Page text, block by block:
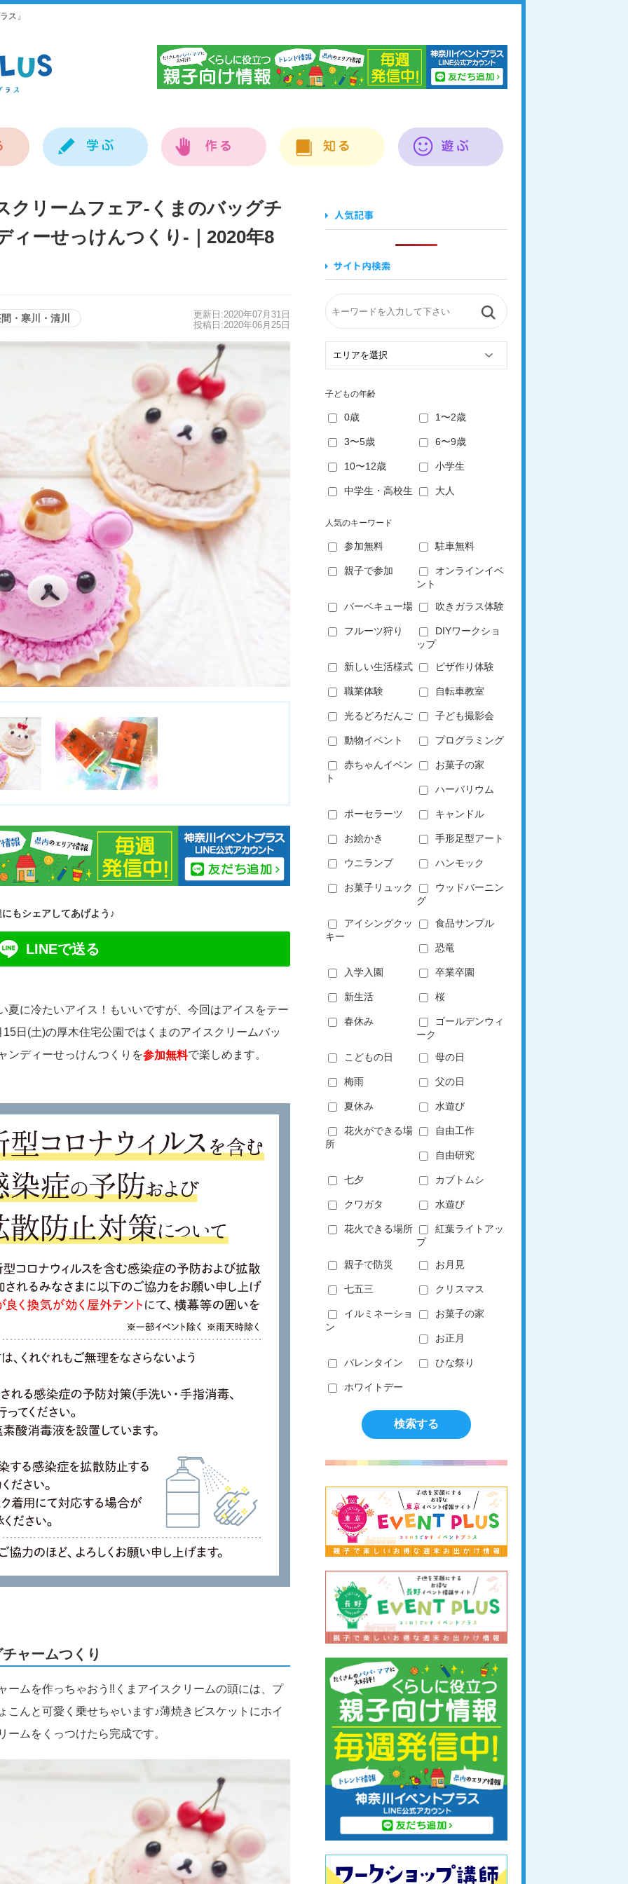
ス」
クリームフェア-くまのバッグチ
ィーせっけんつくり-｜2020年8
・寒川・清川
更新日:2020年07月31日
投稿日:2020年06月25日
もシェアしてあげよう♪
LINEで送る
夏に冷たいアイス！もいいですが、今回はアイスをテー
日(土)の厚木住宅公園ではくまのアイスクリームバッ
ンディーせっけんつくりを参加無料で楽しめます。
ャームつくり
ームを作っちゃおう‼️くまアイスクリームの頭には、プ
こんと可愛く乗せちゃいます♪薄焼きビスケットにホイ
ムをくっつけたら完成です。
子どもの年齢
0歳 1〜2歳
3〜5歳 6〜9歳
10〜12歳 小学生
中学生・高校生 大人
人気のキーワード
参加無料 駐車無料
親子で参加
オンラインイベ
ント
バーベキュー場 吹きガラス体験
フルーツ狩り
DIYワークショ
ップ
新しい生活様式 ピザ作り体験
職業体験 自転車教室
光るどろだんご 子ども撮影会
動物イベント プログラミング
赤ちゃんイベン
ト
お菓子の家
ハーバリウム
ポーセラーツ キャンドル
お絵かき 手形足型アート
ウニランプ ハンモック
お菓子リュック
ウッドバーニン
グ
アイシングクッ
キー
食品サンプル
恐竜
入学入園 卒業卒園
新生活 桜
春休み
ゴールデンウィ
ーク
こどもの日 母の日
梅雨 父の日
夏休み 水遊び
花火ができる場
所
自由工作
自由研究
七夕 カブトムシ
クワガタ 水遊び
花火できる場所
紅葉ライトアッ
プ
親子で防災 お月見
七五三 クリスマス
イルミネーショ
ン
お菓子の家
お正月
バレンタイン ひな祭り
ホワイトデー